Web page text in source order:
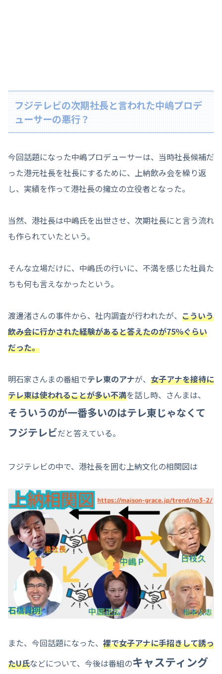
フジテレビの次期社長と言われた中嶋プロデ
ューサーの悪行？
今回話題になった中嶋プロデューサーは、当時社長候補だ
った港元社長を社長にするために、上納飲み会を繰り返
し、実績を作って港社長の擁立の立役者となった。
当然、港社長は中嶋氏を出世させ、次期社長にと言う流れ
も作られていたという。
そんな立場だけに、中嶋氏の行いに、不満を感じた社員た
ちも何も言えなかったという。
渡邊渚さんの事件から、社内調査が行われたが、 こういう
飲み会に行かされた経験があると答えたのが75％ぐらい
だった。
明石家さんまの番組でテレ東のアナが、 女子アナを接待に
テレ東は使われることが多い不満を話し時、さんまは、
そういうのが一番多いのはテレ東じゃなくて
フジテレビだと答えている。
フジテレビの中で、港社長を囲む上納文化の相関図は
また、今回話題になった、 裸で女子アナに手招きして誘っ
たU氏などについて、今後は番組のキャスティング